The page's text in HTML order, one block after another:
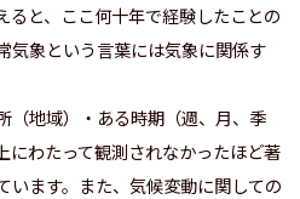
ると、ここ何十年で経験したことの
気象という言葉には気象に関係す
（地域）・ある時期（週、月、季
にわたって観測されなかったほど著
います。また、気候変動に関しての